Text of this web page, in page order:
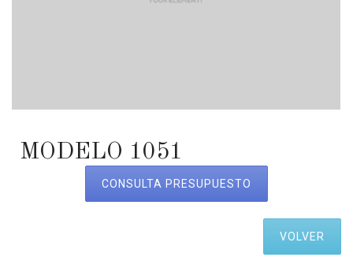
MODELO 1051
CONSULTA PRESUPUESTO
VOLVER